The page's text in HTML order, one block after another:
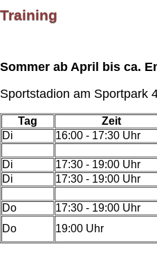
Training
Sommer ab April bis ca.
Sportstadion am Sportpark
Tag Zeit
Di
16:00 - 17:30 Uhr
Di 17:30 - 19:00 Uhr
Di
17:30 - 19:00 Uhr
Do 17:30 - 19:00 Uhr
Do
19:00 Uhr